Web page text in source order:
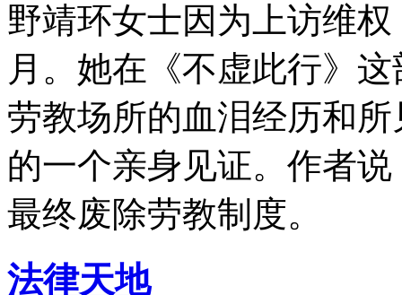
野靖环女士因为上访维
月。她在《不虚此行》
劳教场所的血泪经历和
的一个亲身见证。作者
最终废除劳教制度。
法律天地